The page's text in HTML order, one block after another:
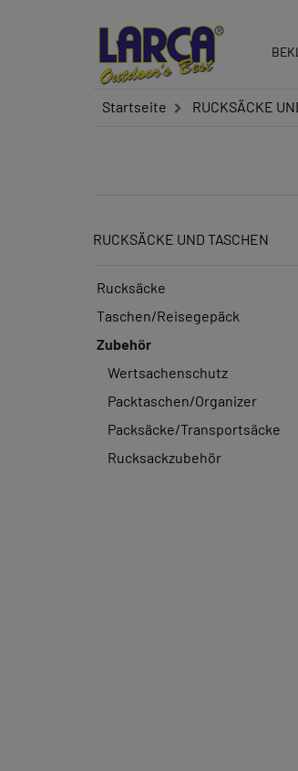
Startseite RUCKSÄCKE
RUCKSÄCKE UND TASCHEN
Rucksäcke
Taschen/Reisegepäck
Zubehör
Wertsachenschutz
Packtaschen/Organizer
Packsäcke/Transportsäcke
Rucksackzubehör